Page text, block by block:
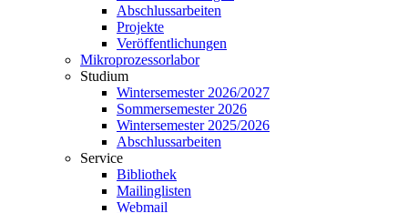
Abschlussarbeiten
Projekte
Veröffentlichungen
Mikroprozessorlabor
Studium
Wintersemester 2026/2027
Sommersemester 2026
Wintersemester 2025/2026
Abschlussarbeiten
Service
Bibliothek
Mailinglisten
Webmail